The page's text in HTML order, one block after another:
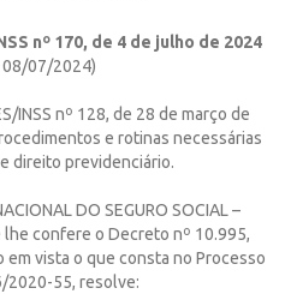
nº 170, de 4 de julho de 2024
08/07/2024)
INSS nº 128, de 28 de março de
e rotinas necessárias
direito previdenciário.
DO SEGURO SOCIAL –
lhe confere o Decreto nº 10.995,
vista o que consta no Processo
2020-55, resolve: